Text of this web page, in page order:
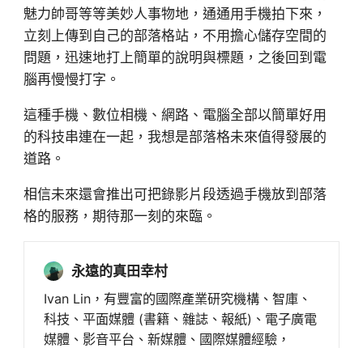
魅力帥哥等等美妙人事物地，通通用手機拍下來，
立刻上傳到自己的部落格站，不用擔心儲存空間的
問題，迅速地打上簡單的說明與標題，之後回到電
腦再慢慢打字。
這種手機、數位相機、網路、電腦全部以簡單好用
的科技串連在一起，我想是部落格未來值得發展的
道路。
相信未來還會推出可把錄影片段透過手機放到部落
格的服務，期待那一刻的來臨。
永遠的真田幸村
Ivan Lin，有豐富的國際產業研究機構、智庫、
科技、平面媒體 (書籍、雜誌、報紙)、電子廣電
媒體、影音平台、新媒體、國際媒體經驗，